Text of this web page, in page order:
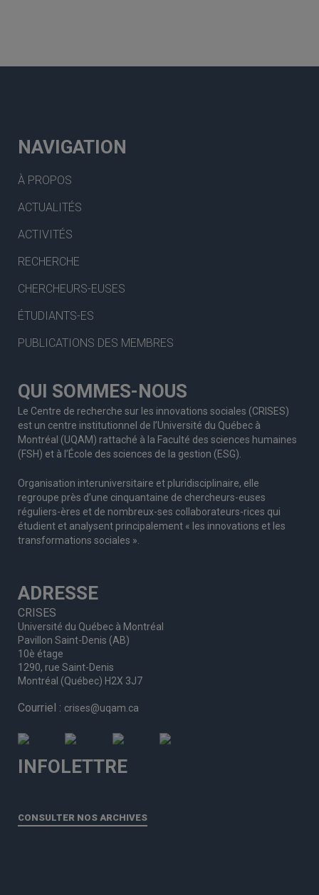
NAVIGATION
À PROPOS
ACTUALITÉS
ACTIVITÉS
RECHERCHE
CHERCHEURS-EUSES
ÉTUDIANTS-ES
PUBLICATIONS DES MEMBRES
QUI SOMMES-NOUS
Le Centre de recherche sur les innovations sociales (CRISES)
est un centre institutionnel de l’Université du Québec à
Montréal (UQAM) rattaché à la Faculté des sciences humaines
(FSH) et à l’École des sciences de la gestion (ESG).
Organisation interuniversitaire et pluridisciplinaire, elle
regroupe près d’une cinquantaine de chercheurs-euses
réguliers-ères et de nombreux-ses collaborateurs-rices qui
étudient et analysent principalement « les innovations et les
transformations sociales ».
ADRESSE
CRISES
Université du Québec à Montréal
Pavillon Saint-Denis (AB)
10è étage
1290, rue Saint-Denis
Montréal (Québec) H2X 3J7
Courriel : crises@uqam.ca
INFOLETTRE
CONSULTER NOS ARCHIVES